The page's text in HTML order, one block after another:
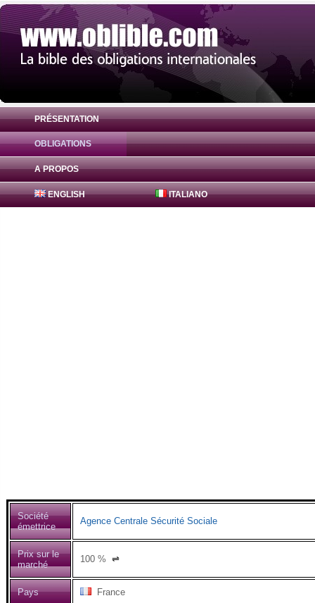
PRÉSENTATION
OBLIGATIONS
A PROPOS
ENGLISH ITALIANO
Obligation Agence Centrale Sécurité
Société
émettrice
Agence Centrale Sécurité Sociale
Prix sur le
marché
100 % ⇌
Pays France